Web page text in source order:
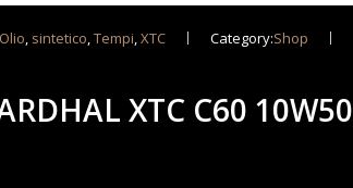
Olio, sintetico,Tempi,XTC Category:Shop
XTC C60 10W50